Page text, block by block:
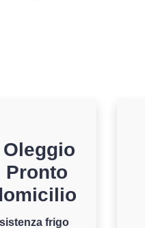
Pronto
frigo